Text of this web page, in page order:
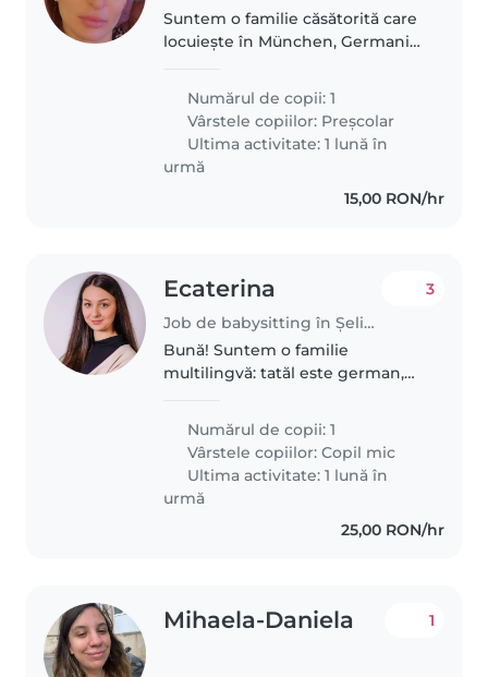
Suntem o familie căsătorită care
locuiește în München, Germania.
jumătate, Sara, care este foarte
energică, veselă și sociabilă. Ne
place să petrecem timp..
Numărul de copii: 1
Vârstele copiilor: Preșcolar
Ultima activitate: 1 lună în
urmă
15,00 RON/hr
Ecaterina
Job de babysitting în Şelimbăr
3
Bună! Suntem o familie
multilingvă: tatăl este german,
noastră are un an și două luni.
Este foarte energică, veselă și
jucăușă, fiind mereu dornică să..
Numărul de copii: 1
Vârstele copiilor:Copil mic
Ultima activitate: 1 lună în
urmă
25,00 RON/hr
Mihaela-Daniela 1